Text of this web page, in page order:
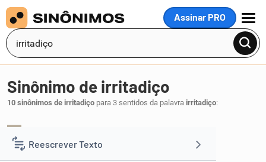
Assinar PRO
MENU
Reescrever Texto
Sinônimo de irritadiço
10 sinônimos de irritadiço para 3 sentidos da palavra irritadiço: